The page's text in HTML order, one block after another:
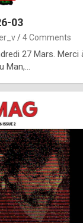
p
l
c
h
i
s
t
o
r
03
4 Comments
27 Mars.
Man,…